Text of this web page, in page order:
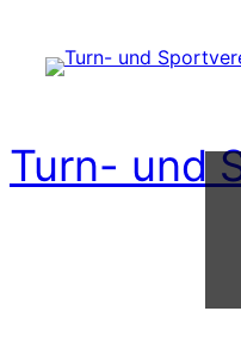
Inhalt
Turn- und